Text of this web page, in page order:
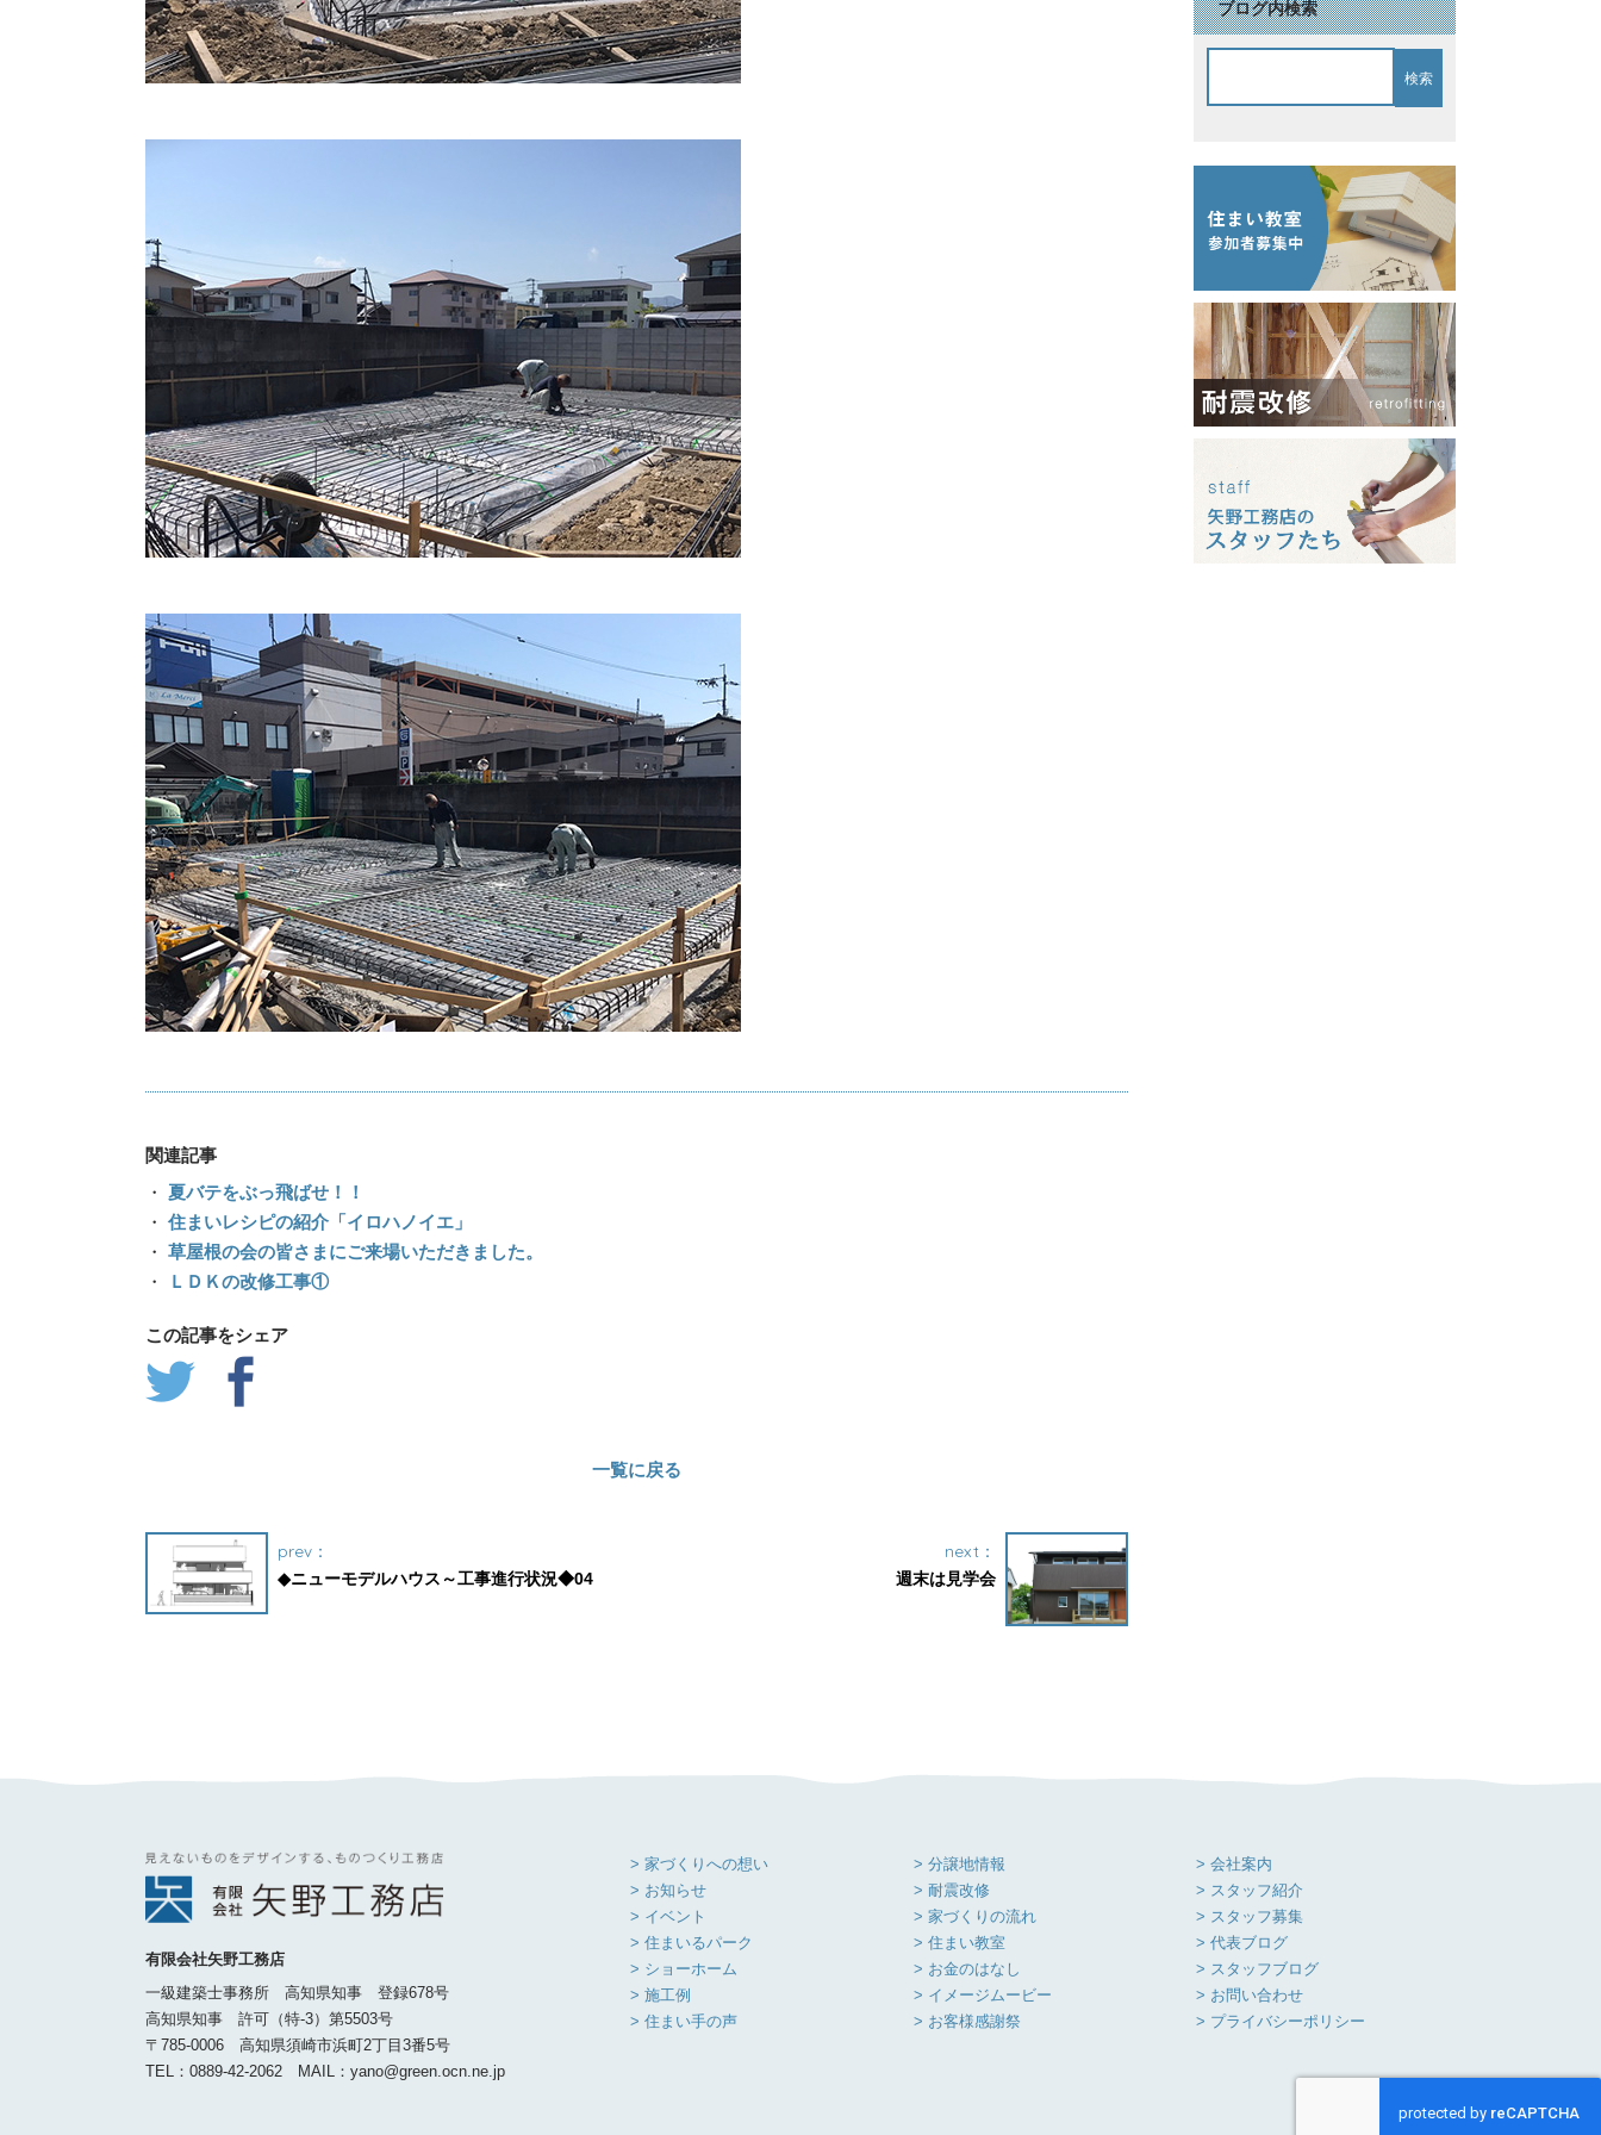
関連記事
・ 夏バテをぶっ飛ばせ！！
・ 住まいレシピの紹介「イロハノイエ」
・ 草屋根の会の皆さまにご来場いただきました。
・
ＬＤＫの改修工事①
この記事をシェア
一覧に戻る
prev：
◆ニューモデルハウス～工事進行状況◆04
next：
週末は見学会
ブログ内検索
有限会社矢野工務店
一級建築士事務所 高知県知事 登録678号
高知県知事 許可（特-3）第5503号
〒785-0006 高知県須崎市浜町2丁目3番5号
TEL：0889-42-2062 MAIL：yano@green.ocn.ne.jp
> 家づくりへの想い
> お知らせ
> イベント
> 住まいるパーク
> ショーホーム
> 施工例
> 住まい手の声
> 分譲地情報
> 耐震改修
> 家づくりの流れ
> 住まい教室
> お金のはなし
> イメージムービー
> お客様感謝祭
> 会社案内
> スタッフ紹介
> スタッフ募集
> 代表ブログ
> スタッフブログ
> お問い合わせ
> プライバシーポリシー